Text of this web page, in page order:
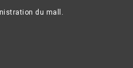
du mall.